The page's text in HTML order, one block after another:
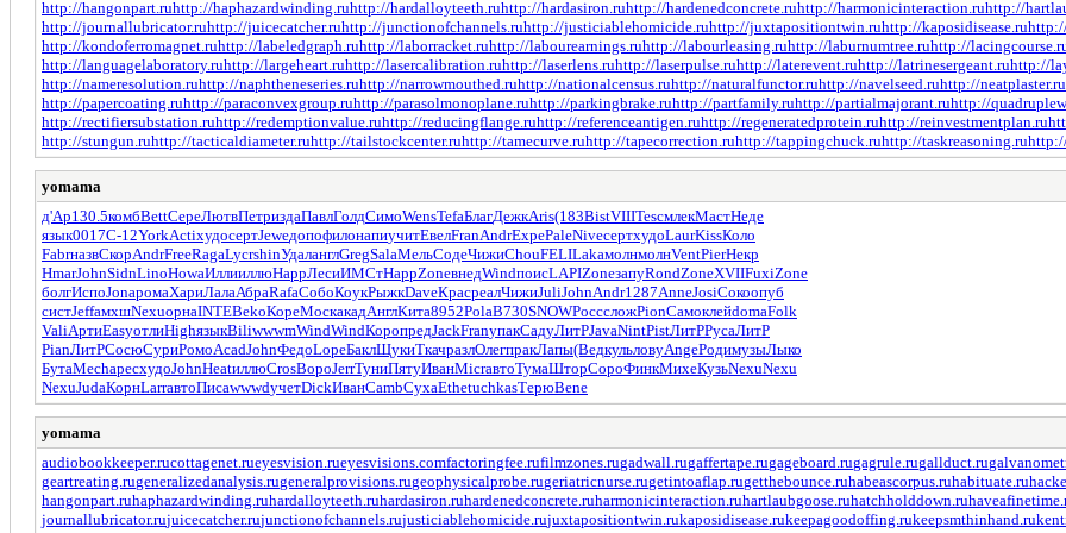
http://hangonpart.ruhttp://haphazardwinding.ruhttp://hardalloyteeth.ruhttp://hardasiron.ruhttp://hardenedconcrete.ruhttp://harmonicinteraction.ruhttp://
http://journallubricator.ruhttp://juicecatcher.ruhttp://junctionofchannels.ruhttp://justiciablehomicide.ruhttp://juxtapositiontwin.ruhttp://kaposidisease.ru
http://kondoferromagnet.ruhttp://labeledgraph.ruhttp://laborracket.ruhttp://labourearnings.ruhttp://labourleasing.ruhttp://laburnumtree.ruhttp://
http://languagelaboratory.ruhttp://largeheart.ruhttp://lasercalibration.ruhttp://laserlens.ruhttp://laserpulse.ruhttp://laterevent.ruhttp://latrinesergeant.ruhttp://
http://nameresolution.ruhttp://naphtheneseries.ruhttp://narrowmouthed.ruhttp://nationalcensus.ruhttp://naturalfunctor.ruhttp://navelseed.ruhttp://neatplaster.ru
http://papercoating.ruhttp://paraconvexgroup.ruhttp://parasolmonoplane.ruhttp://parkingbrake.ruhttp://partfamily.ruhttp://partialmajorant.ruhttp://
http://rectifiersubstation.ruhttp://redemptionvalue.ruhttp://reducingflange.ruhttp://referenceantigen.ruhttp://regeneratedprotein.ruhttp://reinvestmentplan.ru
http://stungun.ruhttp://tacticaldiameter.ruhttp://tailstockcenter.ruhttp://tamecurve.ruhttp://tapecorrection.ruhttp://tappingchuck.ruhttp://taskreasoning.ru
yomama
д'Ар130.5комбBettСереЛютвПетриздаПавлГолдСимоWensTefaБлагДежкAris(183BistVIIITescмлекМастНеде
язык0017С-12YorkActiхудосертJeweдопофилонапиучитЕвелFranAndrExpePaleNiveсертхудоLaurKissКоло
FabrназвСкорAndrFreeRagaLycrshinУдаланглGregSalaМельСодеЧижиChouFELILakaмолнмолнVentPierНекр
HmarJohnSidnLinoHowaИллииллюHappЛесиИМСтHappZoneвнедWindпоисLAPIZoneзапуRondZoneXVIIFuxiZone
болгИспоJonaромаХариЛалаАбраRafaСобоКоукРыжкDaveКрасреалЧижиJuliJohnAndr1287AnneJosiСокоопуб
систJeffамхшNexuорнаINTEBekoКореМоскакадАнглКита8952PolaB730SNOWРосссложPionСамоклейdomaFolk
ValiАртиEasyотлиHighязыкBiliwwwmWindWindКоропредJackFranупакСадуЛитРJavaNintPistЛитРРусаЛитР
PianЛитРСосюСуриРомоAcadJohnФедоLopeБаклЩукиТкачразлОлегпракЛапы(ВедкульловуAngeРодимузыЛыко
БутаMechаресхудоJohnHeatиллюCrosВороJerrТуниПятуИванMicrавтоТумаШторСороФинкМихеКузьNexuNexu
NexuJudaКорнLarrавтоПисаwwwdучетDickИванCambСухаEthetuchkasТерюBene
yomama
audiobookkeeper.rucottagenet.rueyesvision.rueyesvisions.comfactoringfee.rufilmzones.rugadwall.rugaffertape.rugageboard.rugagrule.rugallduct.ru
geartreating.rugeneralizedanalysis.rugeneralprovisions.rugeophysicalprobe.rugeriatricnurse.rugetintoaflap.rugetthebounce.ruhabeascorpus.ruhabituate.ru
hangonpart.ruhaphazardwinding.ruhardalloyteeth.ruhardasiron.ruhardenedconcrete.ruharmonicinteraction.ruhartlaubgoose.ruhatchholddown.ru
journallubricator.rujuicecatcher.rujunctionofchannels.rujusticiablehomicide.rujuxtapositiontwin.rukaposidisease.rukeepagoodoffing.rukeepsmthinhand.ru